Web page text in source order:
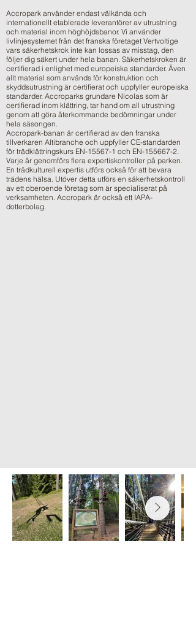
Accropark använder endast välkända och
internationellt etablerade leverantörer av utrustning
och material inom höghöjdsbanor. Vi använder
livlinjesystemet från det franska företaget Vertvoltige
vars säkerhetskrok inte kan lossas av misstag, den
följer dig säkert under hela banan. Säkerhetskroken är
certifierad i enlighet med europeiska standarder. Även
allt material som används för konstruktion och
skyddsutrustning är certifierat och uppfyller europeiska
standarder. Accroparks grundare Nicolas som är
certifierad inom klättring, tar hand om all utrustning
genom att göra återkommande bedömningar under
hela säsongen.
Accropark-banan är certifierad av den franska
tillverkaren Altibranche och uppfyller CE-standarden
för trädklättringskurs EN-15567-1 och EN-155667-2.
Varje år genomförs flera expertiskontroller på parken.
En trädkulturell expertis utförs också för att bevara
trädens hälsa. Utöver detta utförs en säkerhetskontroll
av ett oberoende företag som är specialiserat på
verksamheten. Accropark är också ett IAPA-
dotterbolag.